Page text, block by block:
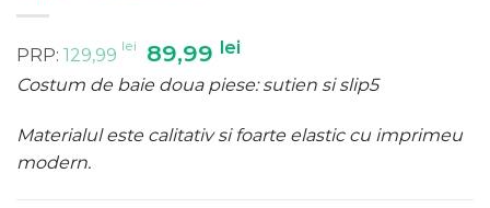
PRP: 129,99 lei
Prețul
inițial
fost:
89,99 leiPrețul
curent
89,99 lei.
Costum de baie doua piese: sutien si slip5
Materialul este calitativ si foarte elastic cu imprimeu
modern.